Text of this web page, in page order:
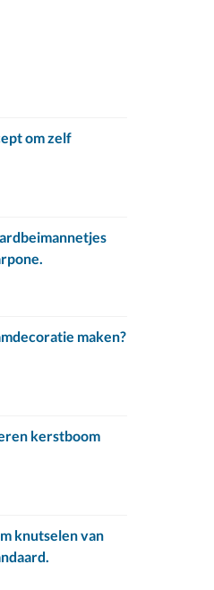
om zelf
maken?
kerstboom
knutselen van